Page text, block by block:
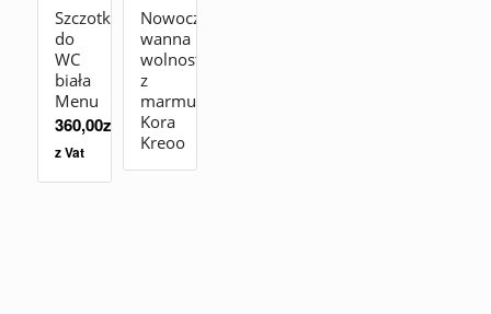
Szczotka
do
WC
biała
Menu
360,00zł
z Vat
Nowoczesna
wanna
wolnostojąca
z
marmuru
Kora
Kreoo